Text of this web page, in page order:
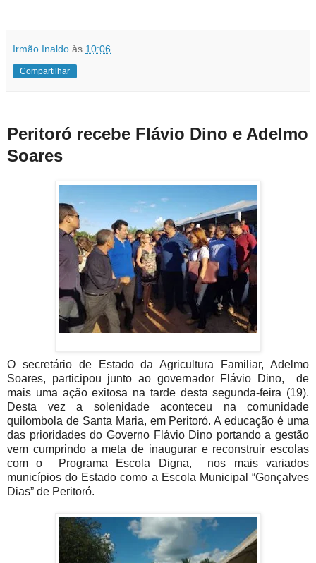
Irmão Inaldo às 10:06
Compartilhar
Peritoró recebe Flávio Dino e Adelmo
Soares
O secretário de Estado da Agricultura Familiar, Adelmo
Soares, participou junto ao governador Flávio Dino, de
mais uma ação exitosa na tarde desta segunda-feira (19).
Desta vez a solenidade aconteceu na comunidade
quilombola de Santa Maria, em Peritoró. A educação é uma
das prioridades do Governo Flávio Dino portando a gestão
vem cumprindo a meta de inaugurar e reconstruir escolas
com o Programa Escola Digna, nos mais variados
municípios do Estado como a Escola Municipal “Gonçalves
Dias” de Peritoró.